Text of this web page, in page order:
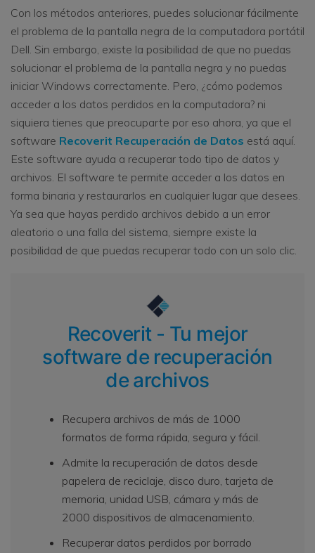
Con los métodos anteriores, puedes solucionar fácilmente
el problema de la pantalla negra de la computadora portátil
Dell. Sin embargo, existe la posibilidad de que no puedas
solucionar el problema de la pantalla negra y no puedas
iniciar Windows correctamente. Pero, ¿cómo podemos
acceder a los datos perdidos en la computadora? ni
siquiera tienes que preocuparte por eso ahora, ya que el
software Recoverit Recuperación de Datos está aquí.
Este software ayuda a recuperar todo tipo de datos y
archivos. El software te permite acceder a los datos en
forma binaria y restaurarlos en cualquier lugar que desees.
Ya sea que hayas perdido archivos debido a un error
aleatorio o una falla del sistema, siempre existe la
posibilidad de que puedas recuperar todo con un solo clic.
Recoverit - Tu mejor
software de recuperación
de archivos
Recupera archivos de más de 1000
formatos de forma rápida, segura y fácil.
Admite la recuperación de datos desde
papelera de reciclaje, disco duro, tarjeta de
memoria, unidad USB, cámara y más de
2000 dispositivos de almacenamiento.
Recuperar datos perdidos por borrado